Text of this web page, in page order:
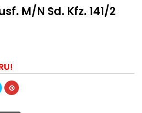
M/N Sd. Kfz. 141/2